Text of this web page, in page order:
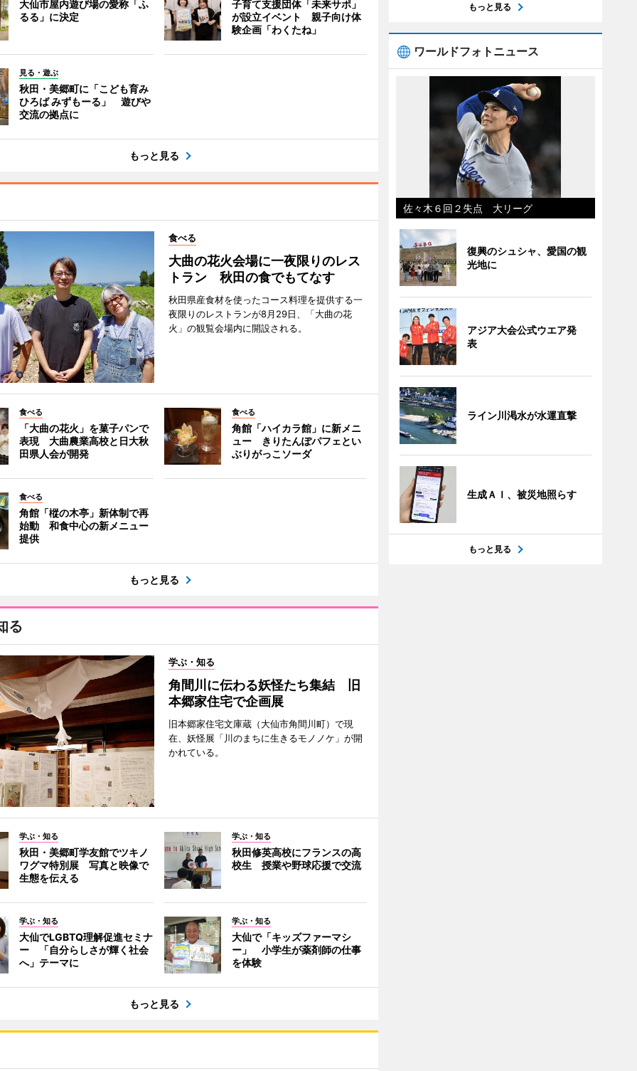
大仙市屋内遊び場の愛称「ふ
るる」に決定
子育て支援団体「未来サポ」
が設立イベント 親子向け体
験企画「わくたね」
見る・遊ぶ
秋田・美郷町に「こども育み
ひろば みずもーる」 遊びや
交流の拠点に
もっと見る
食べる
大曲の花火会場に一夜限りのレス
トラン 秋田の食でもてなす
秋田県産食材を使ったコース料理を提供する一
夜限りのレストランが8月29日、「大曲の花
火」の観覧会場内に開設される。
食べる
「大曲の花火」を菓子パンで
表現 大曲農業高校と日大秋
田県人会が開発
食べる
角館「ハイカラ館」に新メニ
ュー きりたんぽパフェとい
ぶりがっこソーダ
食べる
角館「樅の木亭」新体制で再
始動 和食中心の新メニュー
提供
もっと見る
る
学ぶ・知る
角間川に伝わる妖怪たち集結 旧
本郷家住宅で企画展
旧本郷家住宅文庫蔵（大仙市角間川町）で現
在、妖怪展「川のまちに生きるモノノケ」が開
かれている。
学ぶ・知る
秋田・美郷町学友館でツキノ
ワグマ特別展 写真と映像で
生態を伝える
学ぶ・知る
秋田修英高校にフランスの高
校生 授業や野球応援で交流
学ぶ・知る
大仙でLGBTQ理解促進セミナ
ー 「自分らしさが輝く社会
へ」テーマに
学ぶ・知る
大仙で「キッズファーマシ
ー」 小学生が薬剤師の仕事
を体験
もっと見る
もっと見る
ワールドフォトニュース
佐々木６回２失点 大リーグ
復興のシュシャ、愛国の観
光地に
アジア大会公式ウエア発
表
ライン川渇水が水運直撃
生成ＡＩ、被災地照らす
もっと見る